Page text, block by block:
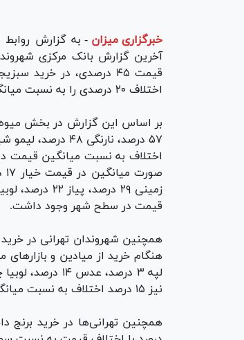
خبرگزاری میزان - به گزارش
اختلاف ۲۰ درصدی را به نسبت میانگین قیمت در سطح شهر تجربه کردند.
اختلاف به نسبت میانگین
قیمت در سطح شهر وجود داشت.
نیز ۱۵ درصد اختلاف به نسبت میانگین قیمت در سطح شهر وجود داشت.